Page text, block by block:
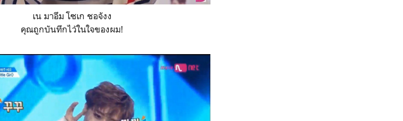
เน มาอึม โซเก ชอจังง
คุณถูกบันทึกไว้ในใจของผม!